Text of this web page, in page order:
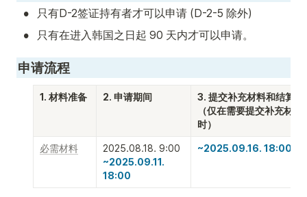
• 只有D-2签证持有者才可以申请 (D-2-5 除外)
• 只有在进入韩国之日起 90 天内才可以申请。
申请流程
1. 材料准备 2. 申请期间
3. 提交补充材料和结算表
（仅在需要提交补充材料
时）
必需材料
~2025.09.11.
18:00
~2025.09.16. 18:00